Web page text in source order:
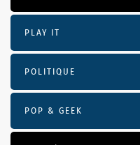
PLAY IT
POLITIQUE
POP & GEEK